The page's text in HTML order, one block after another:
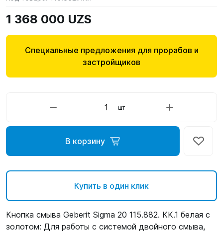
1 368 000 UZS
Специальные предложения для прорабов и
застройщиков
шт
В корзину
Купить в один клик
Кнопка смыва Geberit Sigma 20 115.882. KK.1 белая с
золотом: Для работы с системой двойного смыва,